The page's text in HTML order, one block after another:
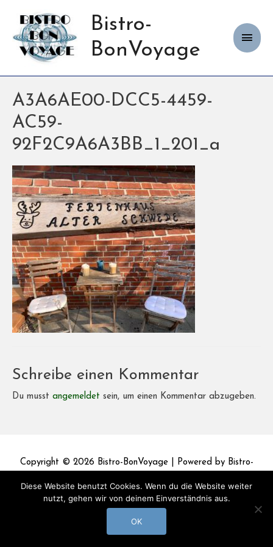
Bistro-
BonVoyage
A3A6AE00-DCC5-4459-
AC59-
92F2C9A6A3BB_1_201_a
Schreibe einen Kommentar
Du musst angemeldet sein, um einen Kommentar abzugeben.
Copyright © 2026 Bistro-BonVoyage| Powered by Bistro-
Impressum Datenschutz
Diese Website benutzt Cookies. Wenn du die Website weiter
nutzt, gehen wir von deinem Einverständnis aus.
OK